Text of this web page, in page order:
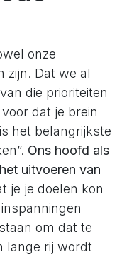
onze
zijn. Dat we al
die prioriteiten
dat je brein
het belangrijkste
Ons hoofd als
uitvoeren van
je je doelen kon
om dat te
lange rij wordt